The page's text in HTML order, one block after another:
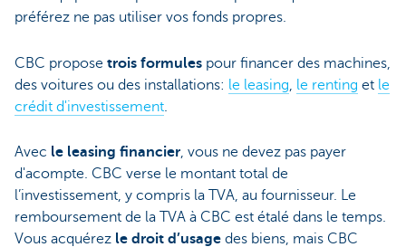
préférez ne pas utiliser vos fonds propres.
CBC propose trois formules pour financer des machines,
des voitures ou des installations: le leasing le renting et le
crédit d'investissement
Avec le leasing financier, vous ne devez pas payer
d'acompte. CBC verse le montant total de
l’investissement, y compris la TVA, au fournisseur. Le
remboursement de la TVA à CBC est étalé dans le temps.
Vous acquérez le droit d’usage des biens, mais CBC